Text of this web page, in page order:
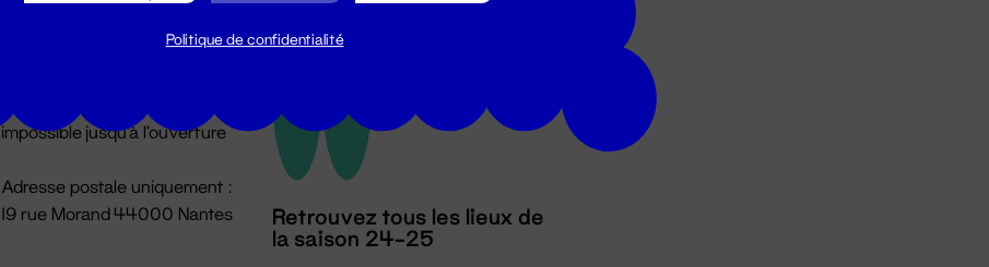
billetterie@leGrandT.fr
impossible jusqu'à l'ouverture
Adresse postale uniquement :
19 rue Morand 44000 Nantes
Retrouvez tous les lieux de
la saison 24-25
Politique de confidentialité